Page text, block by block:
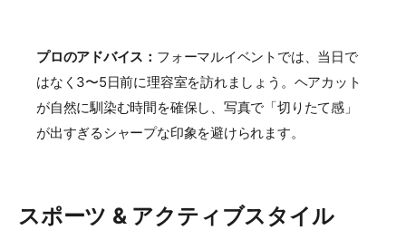
プロのアドバイス： フォーマルイベントでは、当日で
はなく3〜5日前に理容室を訪れましょう。ヘアカット
が自然に馴染む時間を確保し、写真で「切りたて感」
が出すぎるシャープな印象を避けられます。
スポーツ & アクティブスタイル